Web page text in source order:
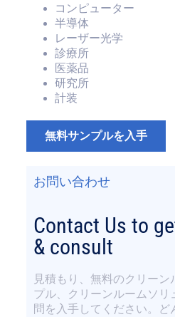
コンピューター
半導体
レーザー光学
診療所
医薬品
研究所
計装
無料サンプルを入手
お問い合わせ
Contact Us to
& consult
見積もり、無料のクリー
プル、クリーンルームソリ
問を入手してください。ど